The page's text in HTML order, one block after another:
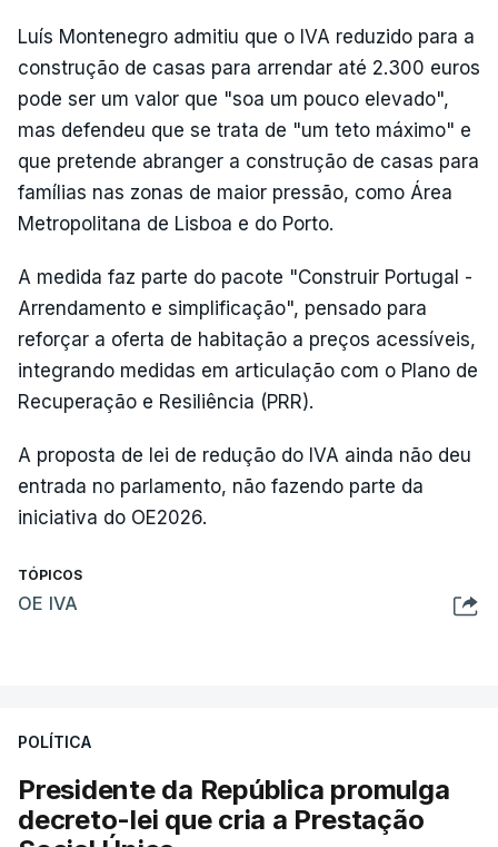
Luís Montenegro admitiu que o IVA reduzido para a
construção de casas para arrendar até 2.300 euros
pode ser um valor que "soa um pouco elevado",
mas defendeu que se trata de "um teto máximo" e
que pretende abranger a construção de casas para
famílias nas zonas de maior pressão, como Área
Metropolitana de Lisboa e do Porto.
A medida faz parte do pacote "Construir Portugal -
Arrendamento e simplificação", pensado para
reforçar a oferta de habitação a preços acessíveis,
integrando medidas em articulação com o Plano de
Recuperação e Resiliência (PRR).
A proposta de lei de redução do IVA ainda não deu
entrada no parlamento, não fazendo parte da
iniciativa do OE2026.
TÓPICOS
OE IVA
POLÍTICA
Presidente da República promulga
decreto-lei que cria a Prestação